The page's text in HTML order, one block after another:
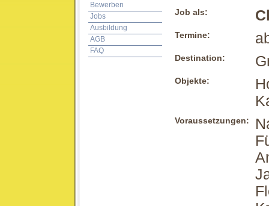
Bewerben
Jobs
Ausbildung
AGB
FAQ
Job als:
Termine:
Destination:
Objekte:
Voraussetzungen: